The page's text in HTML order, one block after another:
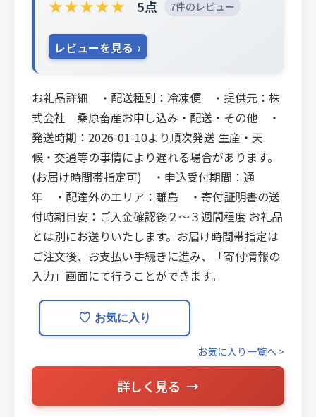
★★★★★ 5点 7件のレビュー
レビューを見る
お礼品詳細 ・配送種別：冷凍便 ・提供元：株
式会社 桑原畜産お申し込み・配送・その他 ・
発送時期：2026-01-10より順次発送 生産・天
候・交通等の事情により遅れる場合があります。
(お届け時間帯指定可) ・申込受付期間：通
年 ・配達外のエリア：離島 ・寄付証明書の送
付時期目安：ご入金確認後２〜３週間程度 お礼品
とは別にお送りいたします。お届け時間帯指定は
ご注文後、お支払い手続きに進み、「寄付情報の
入力」画面にて行うことができます。
♡ お気に入り
お気に入り一覧へ >
詳しく見る